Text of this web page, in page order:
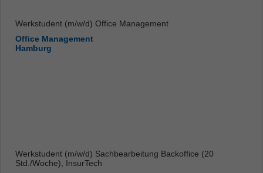
Werkstudent (m/w/d) Office Management
Office Management
Hamburg
Werkstudent (m/w/d) Sachbearbeitung Backoffice (20
Std./Woche), InsurTech